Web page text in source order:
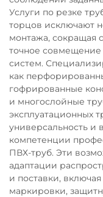
Услуги по резке
торцов исключают
монтажа, сокращая
точное
систем.
как
гофрированные
и многослойные
эксплуатационных
универсальность и
компетенции
ПВХ-труб. Эти
адаптации
и поставки,
маркировки,